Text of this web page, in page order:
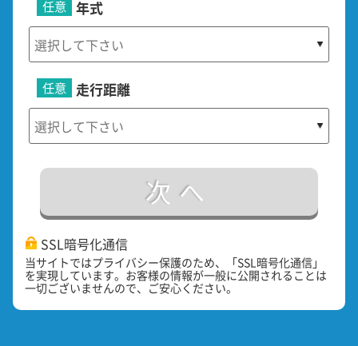
年式
任意
走行距離
任意
次へ
SSL暗号化通信
当サイトではプライバシー保護のため、「SSL暗号化通信」
を実現しています。お客様の情報が一般に公開されることは
一切ございませんので、ご安心ください。